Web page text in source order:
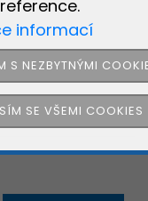
informací
S NEZBYTNÝMI
SE VŠEMI COOKIES